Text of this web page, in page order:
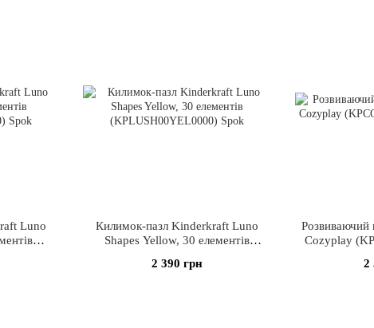
Luno
Килимок-пазл Kinderkraft Luno
Shapes Yellow, 30 елементів
2 390 грн
Cozyplay
2